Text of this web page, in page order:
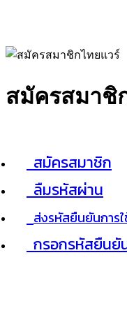
สมัครสมาชิ
สมัครสมาชิก
ลืมรหัสผ่าน
ส่งรหัสยืนยันการ
กรอกรหัสยืนยั